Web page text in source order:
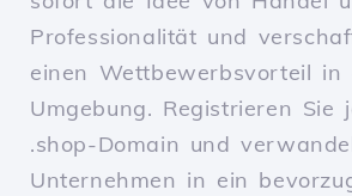
Professionalität und
einen Wettbewerbsvorteil in
Umgebung. Registrieren Sie
.shop-Domain und
Unternehmen in ein